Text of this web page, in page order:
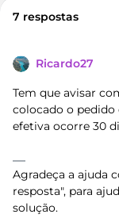
7 respostas
Ricardo27
Tem que avisar
colocado o pedido
efetiva ocorre 30
Agradeça a ajuda
resposta", para
solução.